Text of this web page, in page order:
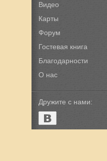
Видео
Карты
Форум
Гостевая книга
Благодарности
О нас
Дружите с нами: